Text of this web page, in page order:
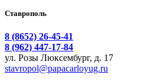
Ставрополь
8 (8652) 26-45-41
8 (962) 447-17-84
ул. Розы Люксембург, д. 17
stavropol@papacarloyug.ru